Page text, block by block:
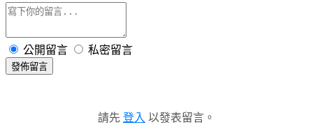
公開留言 私密留言
發佈留言
請先 登入 以發表留言。